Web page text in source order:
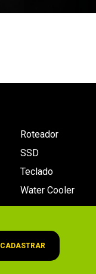
Roteador
SSD
Teclado
Water Cooler
CADASTRAR